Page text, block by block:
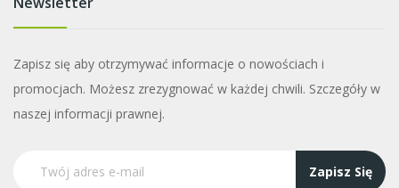
Zapisz się aby otrzymywać informacje o nowościach i
promocjach. Możesz zrezygnować w każdej chwili. Szczegóły w
naszej informacji prawnej.
Zapisz Się